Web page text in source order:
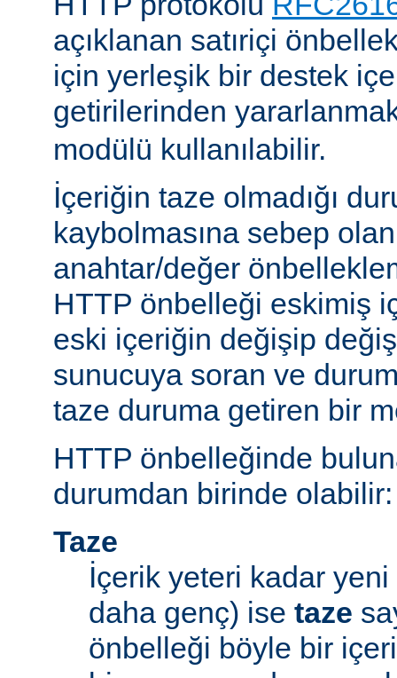
açıklanan satıriçi
için yerleşik bir destek
getirilerinden
modülü kullanılabilir.
İçeriğin taze olmadığı
kaybolmasına sebep
anahtar/değer
HTTP önbelleği eskimiş
eski içeriğin değişip
sunucuya soran ve
taze duruma getiren bir
HTTP önbelleğinde
durumdan birinde olabilir:
Taze
İçerik yeteri kadar yeni
daha genç) ise taze
önbelleği böyle bir